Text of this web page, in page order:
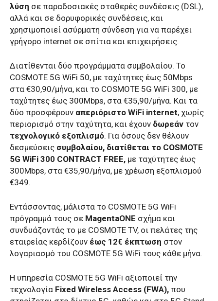
λύση σε παραδοσιακές σταθερές συνδέσεις (DSL),
αλλά και σε δορυφορικές συνδέσεις, και
χρησιμοποιεί ασύρματη σύνδεση για να παρέχει
γρήγορο internet σε σπίτια και επιχειρήσεις.
Διατίθενται δύο προγράμματα συμβολαίου. Το
COSMOTE 5G WiFi 50, με ταχύτητες έως 50Mbps
στα €30,90/μήνα, και το COSMOTE 5G WiFi 300, με
ταχύτητες έως 300Mbps, στα €35,90/μήνα. Και τα
δύο προσφέρουν απεριόριστο WiFi internet, χωρίς
περιορισμό στην ταχύτητα, και έχουν δωρεάν τον
τεχνολογικό εξοπλισμό. Για όσους δεν θέλουν
δεσμεύσεις συμβολαίου, διατίθεται το COSMOTE
5G WiFi 300 CONTRACT FREE, με ταχύτητες έως
300Mbps, στα €35,90/μήνα, με χρέωση εξοπλισμού
€349.
Εντάσσοντας, μάλιστα το COSMOTE 5G WiFi
πρόγραμμά τους σε MagentaONE σχήμα και
συνδυάζοντάς το με COSMOTE TV, οι πελάτες της
εταιρείας κερδίζουν έως 12€ έκπτωση στον
λογαριασμό του COSMOTE 5G WiFi τους κάθε μήνα.
H υπηρεσία COSMOTE 5G WiFi αξιοποιεί την
τεχνολογία Fixed Wireless Access (FWA), που